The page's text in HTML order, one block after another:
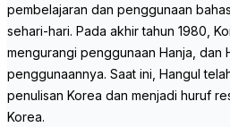
pembelajaran dan penggunaan
sehari-hari. Pada akhir tahun 1980,
mengurangi penggunaan Hanja, dan
penggunaannya. Saat ini, Hangul
penulisan Korea dan menjadi huruf
Korea.